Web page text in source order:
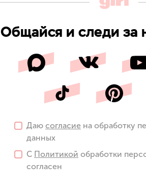
Общайся и следи за
Даю согласие на обработку
данных
С Политикой обработки
согласен